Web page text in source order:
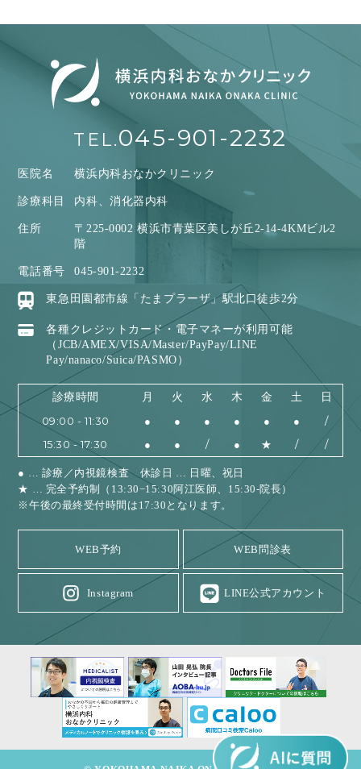
TEL.045-901-2232
医院名 横浜内科おなかクリニック
診療科目 内科、消化器内科
住所
〒225-0002 横浜市青葉区美しが丘2-14-4KMビル2
階
電話番号 045-901-2232
東急田園都市線「たまプラーザ」駅北口徒歩2分
各種クレジットカード・電子マネーが利用可能
（JCB/AMEX/VISA/Master/PayPay/LINE
Pay/nanaco/Suica/PASMO）
診療時間 月 火 水 木 金 土 日
09:00 - 11:30 ● ● ● ● ● ●
/
15:30 - 17:30
● ● / ● ★ / /
● … 診療／内視鏡検査 休診日 … 日曜、祝日
★ … 完全予約制（13:30−15:30阿江医師、15:30-院長）
※午後の最終受付時間は17:30となります。
WEB予約 WEB問診表
Instagram LINE公式アカウント